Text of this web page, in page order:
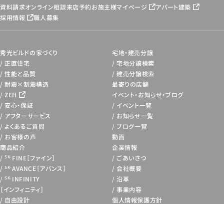
資料請求オンライン相談来店予約お施主様マイページ
アパート建築
採用情報
職人募集
秀光ビルドの家づくり
正直住宅
性能と品質
耐震×制震構造
ZEH
安心・保証
アフターサービス
よくあるご質問
お客様の声
商品紹介
SK-FINE［ファイン］
SK-AVANCE［アバンス］
SK-INFINITY
［インフィニティ］
自由設計
宅地・建売分譲
宅地分譲検索
建売分譲検索
最寄りの店舗
イベント・お知らせ・ブログ
イベント一覧
お知らせ一覧
ブログ一覧
動画
企業情報
ごあいさつ
会社概要
沿革
事業内容
個人情報保護方針